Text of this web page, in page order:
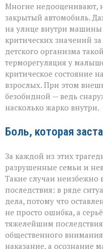
Многие недооценивают,
закрытый автомобиль.
на улице внутри машины
критических значений
детского организма
терморегуляция у
критическое состояние
взрослых. При этом
безобидной — ведь
насколько жарко внутри.
Боль, которая
За каждой из этих
разрушенные семьи и
Такие случаи
последствия: в ряде
дела, потому что
не просто ошибка, а
тяжелейшим
общественного
наказание, а осознание